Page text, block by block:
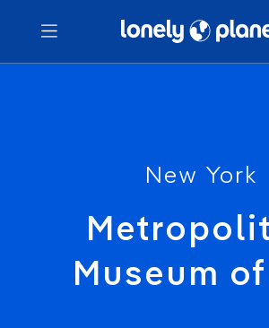
Menu
New York
Museum